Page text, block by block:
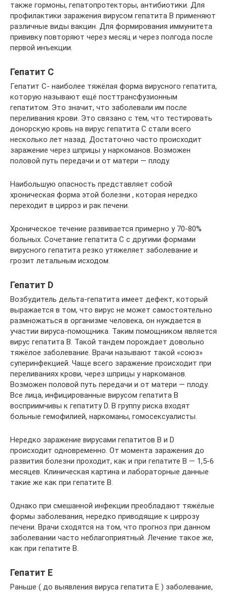
также гормоны, гепатопротекторы, антибиотики. Для
профилактики заражения вирусом гепатита В применяют
различные виды вакцин. Для формирования иммунитета
прививку повторяют через месяц и через полгода после
первой инъекции.
Гепатит С
Гепатит С- наиболее тяжёлая форма вирусного гепатита,
которую называют ещё посттрансфузионным
гепатитом. Это значит, что заболевали им после
переливания крови. Это связано с тем, что тестировать
донорскую кровь на вирус гепатита С стали всего
несколько лет назад. Достаточно часто происходит
заражение через шприцы у наркоманов. Возможен
половой путь передачи и от матери — плоду.
Наибольшую опасность представляет собой
хроническая форма этой болезни , которая нередко
переходит в цирроз и рак печени.
Хроническое течение развивается примерно у 70-80%
больных. Сочетание гепатита С с другими формами
вирусного гепатита резко утяжеляет заболевание и
грозит летальным исходом.
Гепатит D
Возбудитель дельта-гепатита имеет дефект, который
выражается в том, что вирус не может самостоятельно
размножаться в организме человека, он нуждается в
участии вируса-помощника. Таким помощником является
вирус гепатита В. Такой тандем порождает довольно
тяжёлое заболевание. Врачи называют такой «союз»
суперинфекцией. Чаще всего заражение происходит при
переливаниях крови, через шприцы у наркоманов.
Возможен половой путь передачи и от матери — плоду.
Все лица, инфицированные вирусом гепатита В
восприимчивы к гепатиту D. В группу риска входят
больные гемофилией, наркоманы, гомосексуалисты.
Нередко заражение вирусами гепатитов B и D
происходит одновременно. От момента заражения до
развития болезни проходит, как и при гепатите В — 1,5-6
месяцев. Клиническая картина и лабораторные данные
такие же как при гепатите В.
Однако при смешанной инфекции преобладают тяжёлые
формы заболевания, нередко приводящие к циррозу
печени. Врачи сходятся на том, что прогноз при данном
заболевании часто неблагоприятный. Лечение такое же,
как при гепатите В.
Гепатит Е
Раньше ( до выявления вируса гепатита E ) заболевание,